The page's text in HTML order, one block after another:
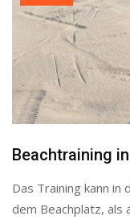
Beachtraining
Das Training kann in
dem Beachplatz, als